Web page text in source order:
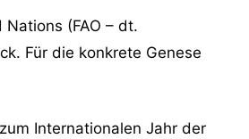
(FAO – dt.
Für die konkrete Genese
Internationalen Jahr der